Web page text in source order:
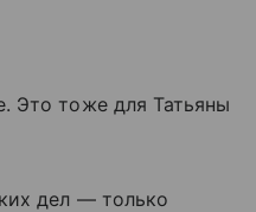
Это тоже для Татьяны
дел — только